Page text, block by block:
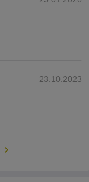
23.10.2023